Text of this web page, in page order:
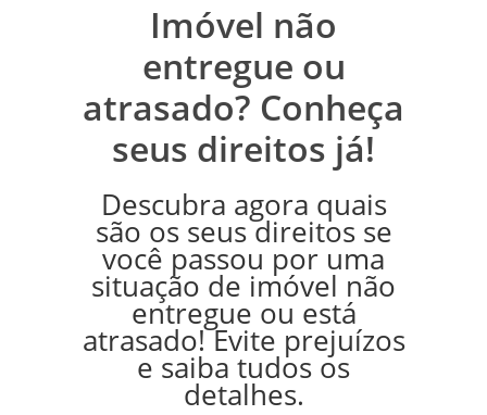
Imóvel não
entregue ou
atrasado? Conheça
seus direitos já!
Descubra agora quais
são os seus direitos se
você passou por uma
situação de imóvel não
entregue ou está
atrasado! Evite prejuízos
e saiba tudos os
detalhes.